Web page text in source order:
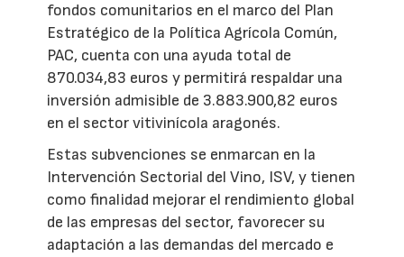
fondos comunitarios en el marco del Plan
Estratégico de la Política Agrícola Común,
PAC, cuenta con una ayuda total de
870.034,83 euros y permitirá respaldar una
inversión admisible de 3.883.900,82 euros
en el sector vitivinícola aragonés.
Estas subvenciones se enmarcan en la
Intervención Sectorial del Vino, ISV, y tienen
como finalidad mejorar el rendimiento global
de las empresas del sector, favorecer su
adaptación a las demandas del mercado e